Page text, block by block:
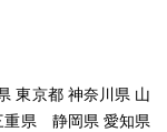
東京都 神奈川県 山
重県 静岡県 愛知県